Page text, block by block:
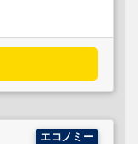
エコノミー